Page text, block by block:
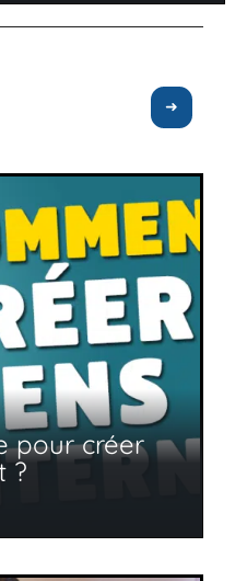
pour créer
?